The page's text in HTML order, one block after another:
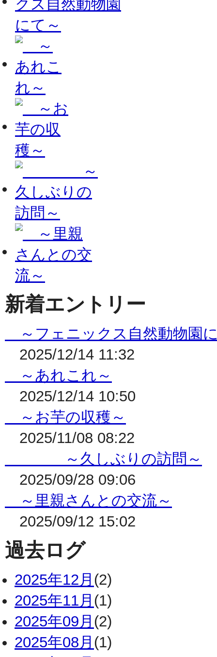
新着エントリー
～フェニックス自然動物園
2025/12/14 11:32
～あれこれ～
2025/12/14 10:50
～お芋の収穫～
2025/11/08 08:22
～久しぶりの訪問～
2025/09/28 09:06
～里親さんとの交流～
2025/09/12 15:02
過去ログ
2025年12月 (2)
2025年11月 (1)
2025年09月 (2)
2025年08月 (1)